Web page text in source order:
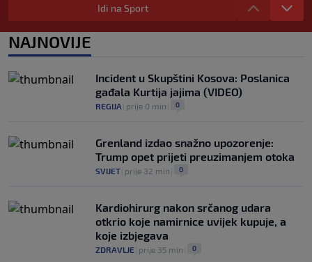
trener u historiji i jedan od najplaćenijih
0
ljubav: Njihova priča ponovo postala
viralna
NOGOMET 7. aug. 0
Idi na Sport
NAJNOVIJE
Incident u Skupštini Kosova: Poslanica
gađala Kurtija jajima (VIDEO)
REGIJA prije 0 min 0
Grenland izdao snažno upozorenje:
Trump opet prijeti preuzimanjem otoka
SVIJET prije 32 min 0
Kardiohirurg nakon srčanog udara
otkrio koje namirnice uvijek kupuje, a
koje izbjegava
ZDRAVLJE prije 35 min 0